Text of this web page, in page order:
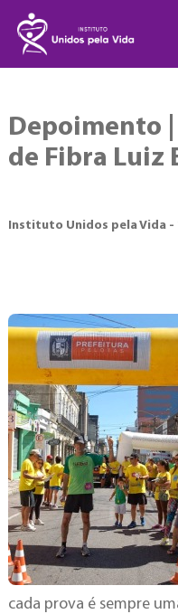
Depoimento
de Fibra Luiz
Instituto Unidos pela Vida -
cada prova é sempre